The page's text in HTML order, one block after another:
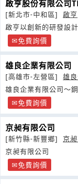
啟亨股份有限公司
[新北市-中和區]
啟亨
啟亨以創新的研發設
行生產百目獸與魔虎克
免費詢價
雄良企業有限公司
[高雄市-左營區]
雄
雄良企業有限公司～
0937372205
免費詢價
京昶有限公司
[新竹縣-新豐鄉]
京
京昶有限公司
免費詢價